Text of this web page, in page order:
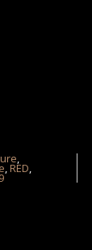
,RED